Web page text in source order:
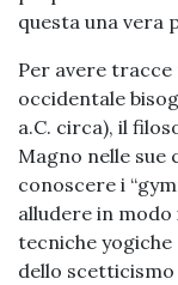
questa una vera
Per avere
occidentale
a.C. circa), il
Magno nelle sue
conoscere i
alludere in
tecniche
dello